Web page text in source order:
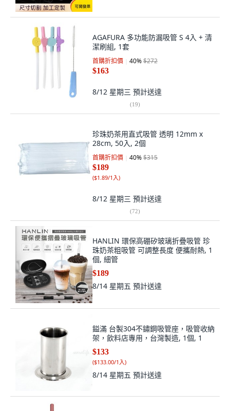
AGAFURA 多功能防漏吸管 S 4入 + 清
潔刷組, 1套
首購折扣價 40%$272
$163
8/12 星期三 預計送達
(19)
珍珠奶茶用直式吸管 透明 12mm x
28cm, 50入, 2個
首購折扣價 40%$315
$189
($1.89/1入)
8/12 星期三 預計送達
(72)
HANLIN 環保高硼矽玻璃折疊吸管 珍
珠奶茶粗吸管 可調整長度 便攜耐熱, 1
個, 細管
$189
8/14 星期五 預計送達
鎰滿 台製304不鏽鋼吸管座，吸管收納
架，飲料店專用，台灣製造, 1個, 1
$133
($133.00/1入)
8/14 星期五 預計送達